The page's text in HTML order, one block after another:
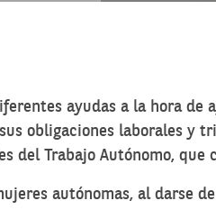
ayudas a la hora de
obligaciones laborales y
del Trabajo Autónomo, que
autónomas, al